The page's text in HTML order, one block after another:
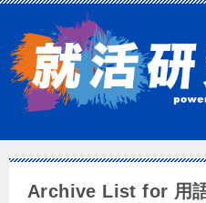
Archive List for 用